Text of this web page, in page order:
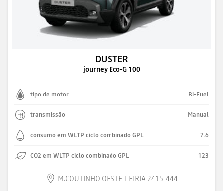
DUSTER
journey Eco-G 100
tipo de motor Bi-Fuel
transmissão Manual
consumo em WLTP ciclo combinado GPL 7.6
CO2 em WLTP ciclo combinado GPL 123
M.COUTINHO OESTE-LEIRIA 2415-444